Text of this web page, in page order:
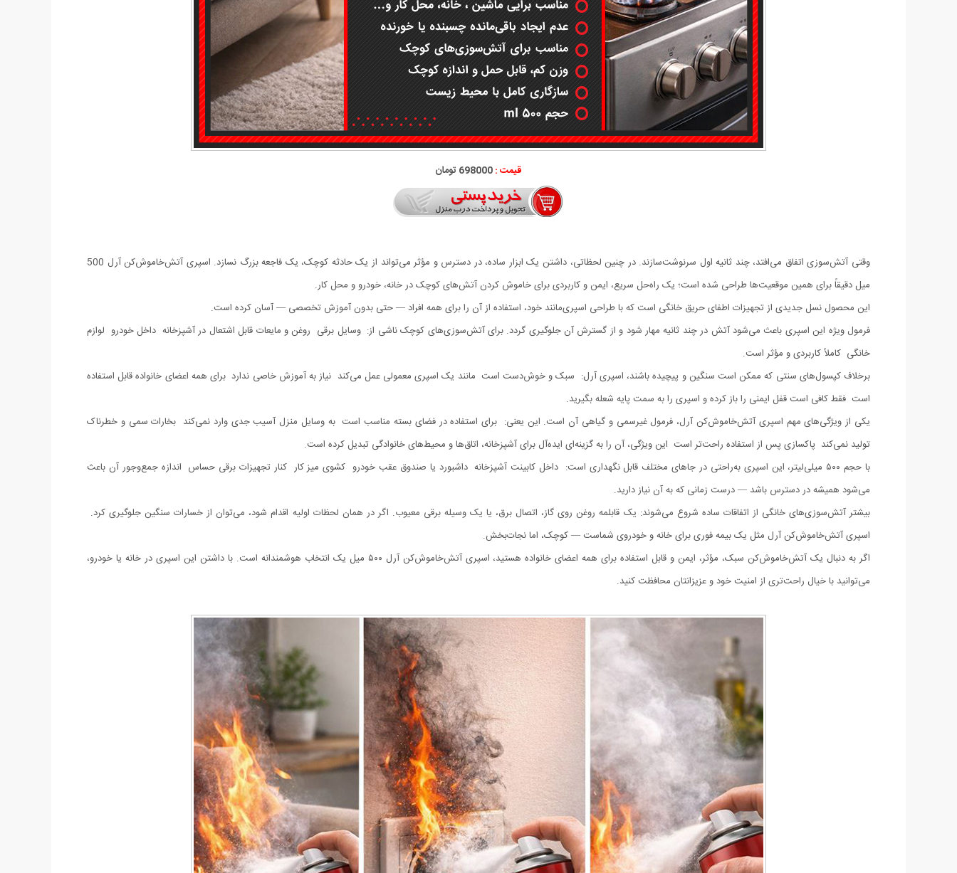
قیمت :698000 تومان
وقتی آتش‌سوزی اتفاق می‌افتد، چند ثانیه اول سرنوشت‌سازند. در چنین لحظاتی، داشتن یک ابزار ساده، در دسترس و مؤثر می‌تواند از یک حادثه کوچک، یک فاجعه بزرگ نسازد. اسپری آتش‌خاموش‌کن آرل 500
میل دقیقاً برای همین موقعیت‌ها طراحی شده است؛ یک راه‌حل سریع، ایمن و کاربردی برای خاموش کردن آتش‌های کوچک در خانه، خودرو و محل کار.
این محصول نسل جدیدی از تجهیزات اطفای حریق خانگی است که با طراحی اسپری‌مانند خود، استفاده از آن را برای همه افراد — حتی بدون آموزش تخصصی — آسان کرده است.
فرمول ویژه این اسپری باعث می‌شود آتش در چند ثانیه مهار شود و از گسترش آن جلوگیری گردد. برای آتش‌سوزی‌های کوچک ناشی از: وسایل برقی روغن و مایعات قابل اشتعال در آشپزخانه داخل خودرو لوازم
خانگی کاملاً کاربردی و مؤثر است.
برخلاف کپسول‌های سنتی که ممکن است سنگین و پیچیده باشند، اسپری آرل: سبک و خوش‌دست است مانند یک اسپری معمولی عمل می‌کند نیاز به آموزش خاصی ندارد برای همه اعضای خانواده قابل استفاده
است فقط کافی است قفل ایمنی را باز کرده و اسپری را به سمت پایه شعله بگیرید.
یکی از ویژگی‌های مهم اسپری آتش‌خاموش‌کن آرل، فرمول غیرسمی و گیاهی آن است. این یعنی: برای استفاده در فضای بسته مناسب است به وسایل منزل آسیب جدی وارد نمی‌کند بخارات سمی و خطرناک
تولید نمی‌کند پاکسازی پس از استفاده راحت‌تر است این ویژگی، آن را به گزینه‌ای ایده‌آل برای آشپزخانه، اتاق‌ها و محیط‌های خانوادگی تبدیل کرده است.
با حجم ۵۰۰ میلی‌لیتر، این اسپری به‌راحتی در جاهای مختلف قابل نگهداری است: داخل کابینت آشپزخانه داشبورد یا صندوق عقب خودرو کشوی میز کار کنار تجهیزات برقی حساس اندازه جمع‌وجور آن باعث
می‌شود همیشه در دسترس باشد — درست زمانی که به آن نیاز دارید.
بیشتر آتش‌سوزی‌های خانگی از اتفاقات ساده شروع می‌شوند: یک قابلمه روغن روی گاز، اتصال برق، یا یک وسیله برقی معیوب. اگر در همان لحظات اولیه اقدام شود، می‌توان از خسارات سنگین جلوگیری کرد.
اسپری آتش‌خاموش‌کن آرل مثل یک بیمه فوری برای خانه و خودروی شماست — کوچک، اما نجات‌بخش.
اگر به دنبال یک آتش‌خاموش‌کن سبک، مؤثر، ایمن و قابل استفاده برای همه اعضای خانواده هستید، اسپری آتش‌خاموش‌کن آرل ۵۰۰ میل یک انتخاب هوشمندانه است. با داشتن این اسپری در خانه یا خودرو،
می‌توانید با خیال راحت‌تری از امنیت خود و عزیزانتان محافظت کنید.